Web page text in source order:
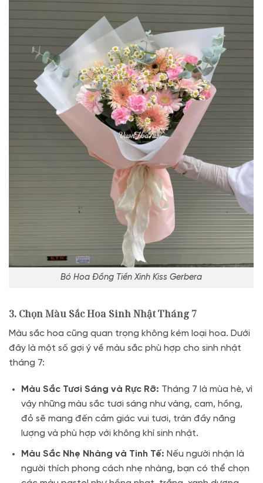
Bó Hoa Đồng Tiền Xinh Kiss Gerbera
3. Chọn Màu Sắc Hoa Sinh Nhật Tháng 7
Màu sắc hoa cũng quan trọng không kém loại hoa. Dưới
đây là một số gợi ý về màu sắc phù hợp cho sinh nhật
tháng 7:
Màu Sắc Tươi Sáng và Rực Rỡ: Tháng 7 là mùa hè, vì
vậy những màu sắc tươi sáng như vàng, cam, hồng,
đỏ sẽ mang đến cảm giác vui tươi, tràn đầy năng
lượng và phù hợp với không khí sinh nhật.
Màu Sắc Nhẹ Nhàng và Tinh Tế: Nếu người nhận là
người thích phong cách nhẹ nhàng, bạn có thể chọn